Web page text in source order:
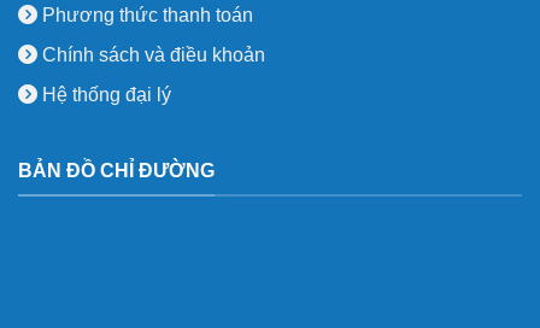
Phương thức thanh toán
Chính sách và điều khoản
Hệ thống đại lý
BẢN ĐỒ CHỈ ĐƯỜNG